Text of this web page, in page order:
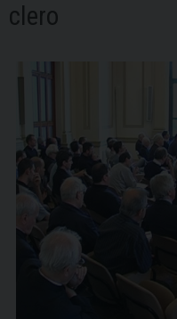
clero